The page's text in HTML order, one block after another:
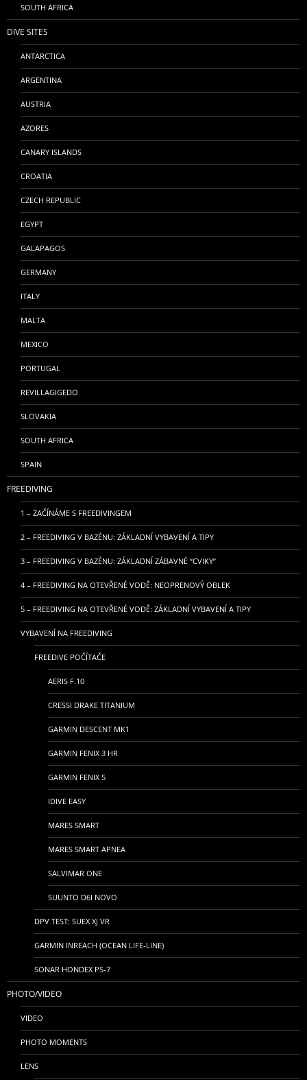
SOUTH AFRICA
DIVE SITES
ANTARCTICA
ARGENTINA
AUSTRIA
AZORES
CANARY ISLANDS
CROATIA
CZECH REPUBLIC
EGYPT
GALAPAGOS
GERMANY
ITALY
MALTA
MEXICO
PORTUGAL
REVILLAGIGEDO
SLOVAKIA
SOUTH AFRICA
SPAIN
FREEDIVING
1 – ZAČÍNÁME S FREEDIVINGEM
2 – FREEDIVING V BAZÉNU: ZÁKLADNÍ VYBAVENÍ A TIPY
3 – FREEDIVING V BAZÉNU: ZÁKLADNÍ ZÁBAVNÉ “CVIKY”
4 – FREEDIVING NA OTEVŘENÉ VODĚ: NEOPRENOVÝ OBLEK
5 – FREEDIVING NA OTEVŘENÉ VODĚ: ZÁKLADNÍ VYBAVENÍ A TIPY
VYBAVENÍ NA FREEDIVING
FREEDIVE POČÍTAČE
AERIS F.10
CRESSI DRAKE TITANIUM
GARMIN DESCENT MK1
GARMIN FENIX 3 HR
GARMIN FENIX 5
IDIVE EASY
MARES SMART
MARES SMART APNEA
SALVIMAR ONE
SUUNTO D6I NOVO
DPV TEST: SUEX XJ VR
GARMIN INREACH (OCEAN LIFE-LINE)
SONAR HONDEX PS-7
PHOTO/VIDEO
VIDEO
PHOTO MOMENTS
LENS